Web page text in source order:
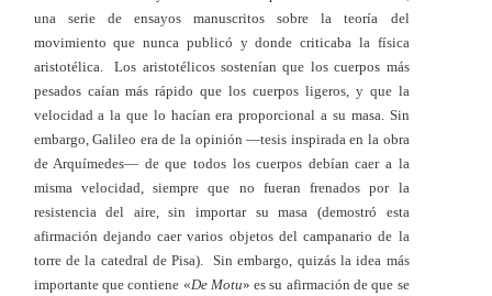
una serie de ensayos manuscritos sobre la teoría del
movimiento que nunca publicó y donde criticaba la física
aristotélica. Los aristotélicos sostenían que los cuerpos más
pesados caían más rápido que los cuerpos ligeros, y que la
velocidad a la que lo hacían era proporcional a su masa. Sin
embargo, Galileo era de la opinión —tesis inspirada en la obra
de Arquímedes— de que todos los cuerpos debían caer a la
misma velocidad, siempre que no fueran frenados por la
resistencia del aire, sin importar su masa (demostró esta
afirmación dejando caer varios objetos del campanario de la
torre de la catedral de Pisa). Sin embargo, quizás la idea más
importante que contiene «De Motu» es su afirmación de que se